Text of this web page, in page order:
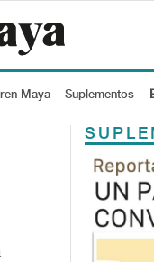
Tren Maya Suplementos